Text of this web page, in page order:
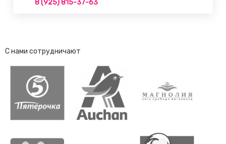
8 (925) 815-37-63
С нами сотрудничают